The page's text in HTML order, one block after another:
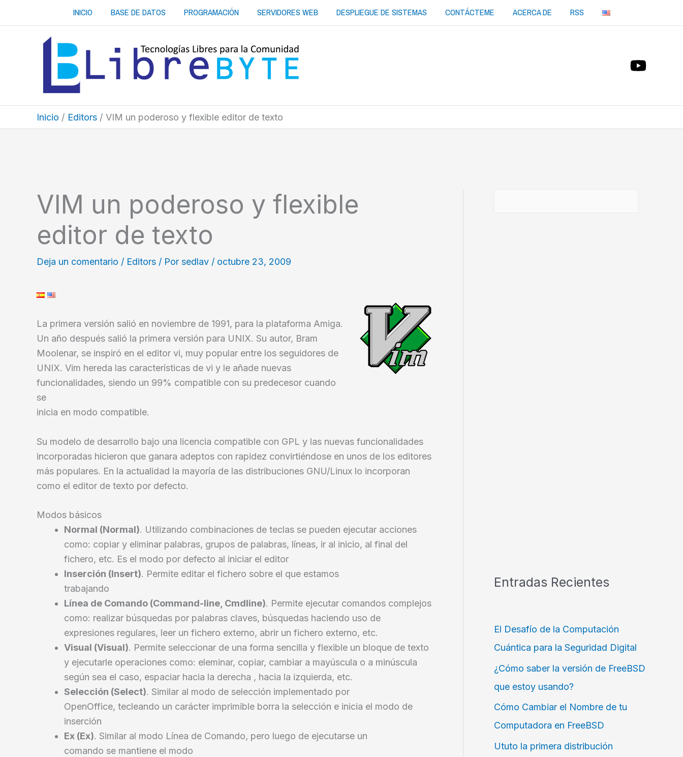
INICIO BASE DE DATOS PROGRAMACIÓN SERVIDORES WEB DESPLIEGUE DE SISTEMAS CONTÁCTEME ACERCA DE RSS
Inicio Editors VIM un poderoso y flexible editor de texto
VIM un poderoso y flexible
editor de texto
Deja un comentario / Editors / Por sedlav / octubre 23, 2009
La primera versión salió en noviembre de 1991, para la plataforma Amiga.
Un año después salió la primera versión para UNIX. Su autor, Bram
Moolenar, se inspiró en el editor vi, muy popular entre los seguidores de
UNIX. Vim hereda las características de vi y le añade nuevas
funcionalidades, siendo un 99% compatible con su predecesor cuando
se
inicia en modo compatible.
Su modelo de desarrollo bajo una licencia compatible con GPL y las nuevas funcionalidades
incorporadas hicieron que ganara adeptos con rapidez convirtiéndose en unos de los editores
más populares. En la actualidad la mayoría de las distribuciones GNU/Linux lo incorporan
como el editor de texto por defecto.
Modos básicos
Normal (Normal). Utilizando combinaciones de teclas se pueden ejecutar acciones
como: copiar y eliminar palabras, grupos de palabras, líneas, ir al inicio, al final del
fichero, etc. Es el modo por defecto al iniciar el editor
Inserción (Insert). Permite editar el fichero sobre el que estamos
trabajando
Línea de Comando (Command-line, Cmdline). Permite ejecutar comandos complejos
como: realizar búsquedas por palabras claves, búsquedas haciendo uso de
expresiones regulares, leer un fichero externo, abrir un fichero externo, etc.
Visual (Visual). Permite seleccionar de una forma sencilla y flexible un bloque de texto
y ejecutarle operaciones como: eleminar, copiar, cambiar a mayúscula o a minúscula
según sea el caso, espaciar hacia la derecha , hacia la izquierda, etc.
Selección (Select). Similar al modo de selección implementado por
OpenOffice, tecleando un carácter imprimible borra la selección e inicia el modo de
inserción
Ex (Ex). Similar al modo Línea de Comando, pero luego de ejecutarse un
comando se mantiene el modo
Entradas Recientes
El Desafío de la Computación
Cuántica para la Seguridad Digital
¿Cómo saber la versión de FreeBSD
que estoy usando?
Cómo Cambiar el Nombre de tu
Computadora en FreeBSD
Ututo la primera distribución